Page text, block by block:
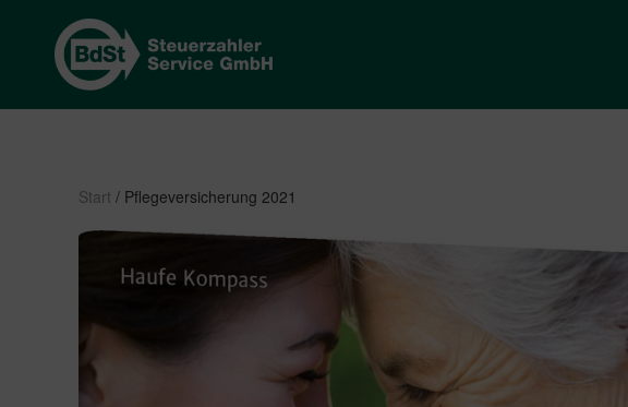
Start / Pflegeversicherung 2021